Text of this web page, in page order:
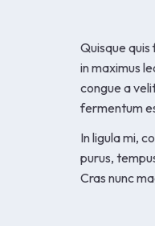
Quisque
in maximus
congue a
fermentum
In ligula mi,
purus,
Cras nunc